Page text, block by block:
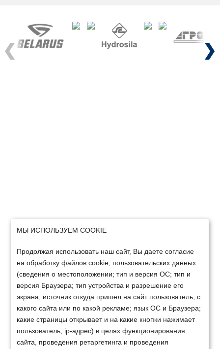
Previous Next
МЫ ИСПОЛЬЗУЕМ COOKIE
Продолжая использовать наш сайт, Вы даете согласие
на обработку файлов cookie, пользовательских данных
(сведения о местоположении; тип и версия ОС; тип и
версия Браузера; тип устройства и разрешение его
экрана; источник откуда пришел на сайт пользователь; с
какого сайта или по какой рекламе; язык ОС и Браузера;
какие страницы открывает и на какие кнопки нажимает
пользователь; ip-адрес) в целях функционирования
сайта, проведения ретаргетинга и проведения